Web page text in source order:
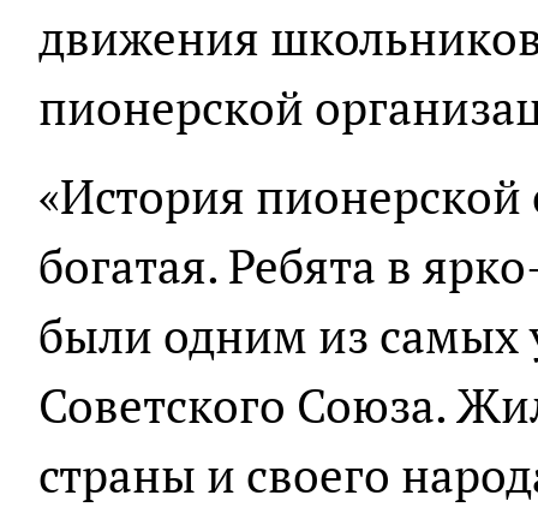
движения
пионерской
«История
богатая. Ребята в
были одним из самых
Советского Союза.
страны и своего